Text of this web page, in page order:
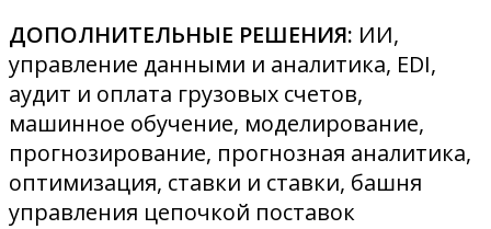
ДОПОЛНИТЕЛЬНЫЕ РЕШЕНИЯ: ИИ,
управление данными и аналитика, EDI,
аудит и оплата грузовых счетов,
машинное обучение, моделирование,
прогнозирование, прогнозная аналитика,
оптимизация, ставки и ставки, башня
управления цепочкой поставок